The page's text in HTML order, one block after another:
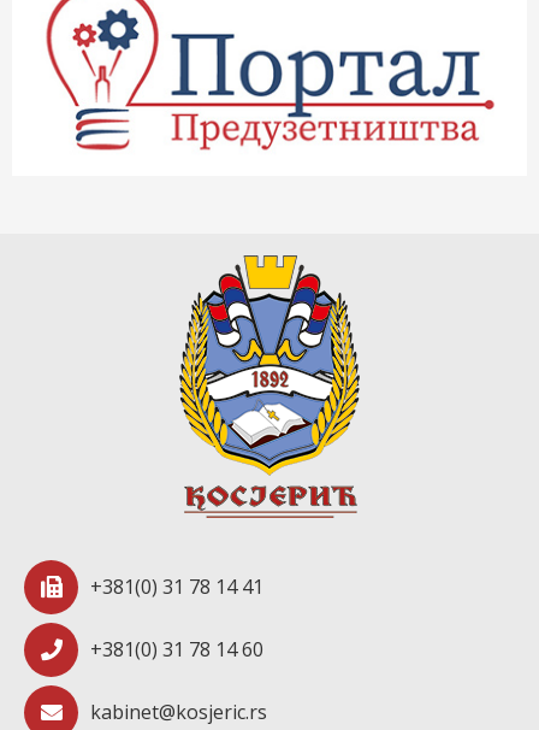
+381(0) 31 78 14 41
+381(0) 31 78 14 60
kabinet@kosjeric.rs